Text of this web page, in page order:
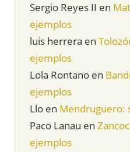
Sergio Reyes II en
ejemplos
luis herrera en
ejemplos
Lola Rontano en
ejemplos
Llo en Mendruguero:
Paco Lanau en
ejemplos